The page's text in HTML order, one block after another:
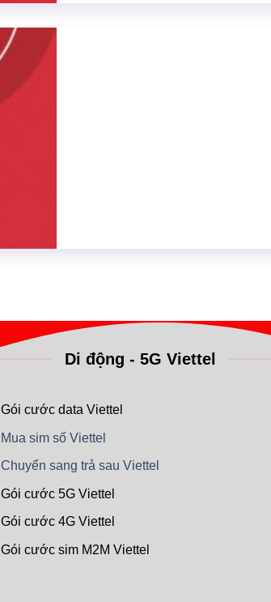
Di động - 5G Viettel
Gói cước data Viettel
Mua sim số Viettel
Chuyển sang trả sau Viettel
Gói cước 5G Viettel
Gói cước 4G Viettel
Gói cước sim M2M Viettel